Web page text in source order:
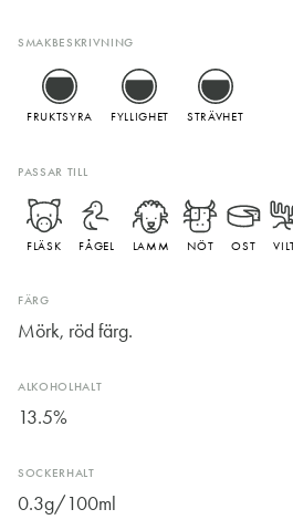
SMAKBESKRIVNING
FRUKTSYRA FYLLIGHET STRÄVHET
PASSAR TILL
FLÄSK FÅGEL LAMM NÖT OST
FÄRG
Mörk, röd färg.
ALKOHOLHALT
13.5%
SOCKERHALT
0.3g/100ml